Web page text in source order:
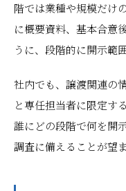
階では業種や規模だけ
に概要資料、基本合意
うに、段階的に開示範
社内でも、譲渡関連の
と専任担当者に限定す
誰にどの段階で何を開
調査に備えることが望